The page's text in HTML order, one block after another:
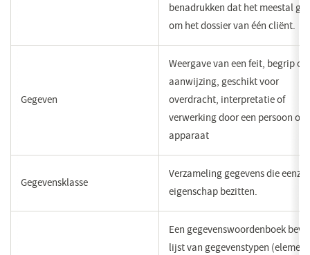
benadrukken dat het meestal
om het dossier van één cliënt.​
Gegeven
Weergave van een feit, begrip of
aanwijzing, geschikt voor
overdracht, interpretatie of
verwerking door een persoon of
apparaat
​Gegevensklasse
​Verzameling gegevens die
eigenschap bezitten.
Een gegevenswoordenboek
lijst van gegevenstypen